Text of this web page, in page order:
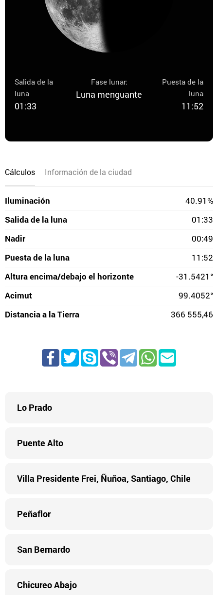
Salida de la
luna
01:33
Fase lunar:
Luna menguante
Puesta de la
luna
11:52
Cálculos Información de la ciudad
Iluminación
40.91%
Salida de la luna
01:33
Nadir
00:49
Puesta de la luna
11:52
Altura encima/debajo el horizonte
-31.5421°
Acimut
99.4052°
Distancia a la Tierra
366 555,46
Lo Prado
Puente Alto
Villa Presidente Frei, Ñuñoa, Santiago, Chile
Peñaflor
San Bernardo
Chicureo Abajo